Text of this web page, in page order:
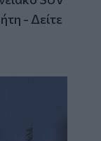
- Δείτε